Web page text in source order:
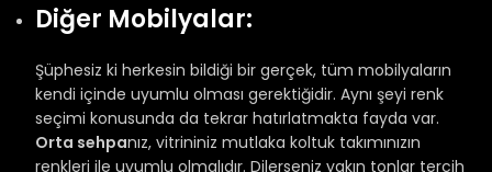
Diğer Mobilyalar:
Şüphesiz ki herkesin bildiği bir gerçek, tüm mobilyaların
kendi içinde uyumlu olması gerektiğidir. Aynı şeyi renk
seçimi konusunda da tekrar hatırlatmakta fayda var.
Orta sehpanız, vitrininiz mutlaka koltuk takımınızın
renkleri ile uyumlu olmalıdır. Dilerseniz yakın tonlar tercih